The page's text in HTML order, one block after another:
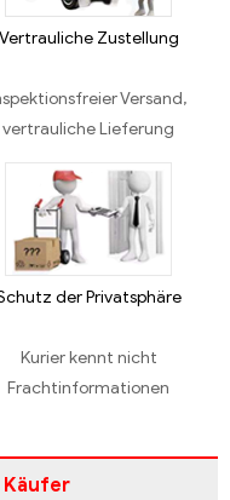
Vertrauliche Zustellung
Versand,
vertrauliche Lieferung
der Privatsphäre
Kurier kennt nicht
Frachtinformationen
Käufer